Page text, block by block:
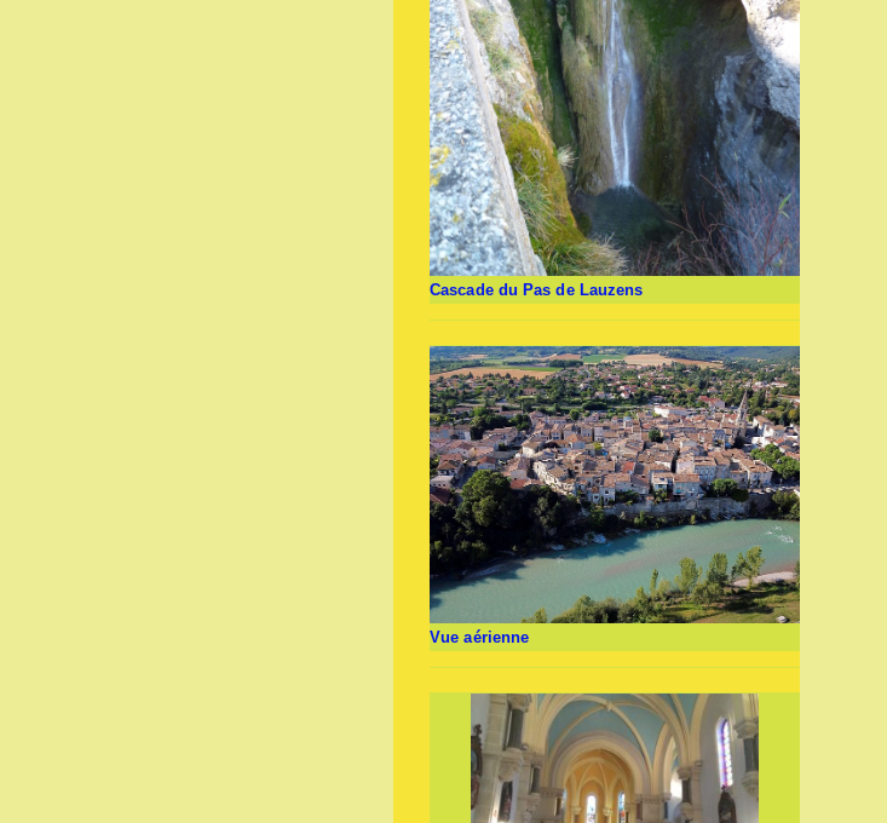
Cascade du Pas de Lauzens
Vue aérienne